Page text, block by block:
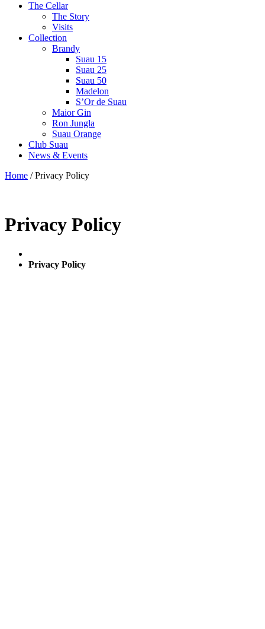
The Cellar
The Story
Visits
Collection
Brandy
Suau 15
Suau 25
Suau 50
Madelon
S’Or de Suau
Maior Gin
Ron Jungla
Suau Orange
Club Suau
News & Events
Home /Privacy Policy
Privacy Policy
Privacy Policy